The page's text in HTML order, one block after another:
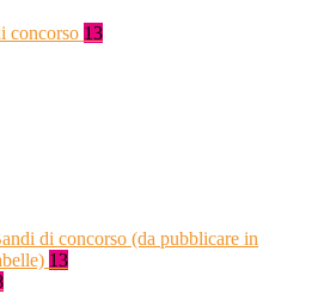
concorso 13
di concorso (da pubblicare in
13